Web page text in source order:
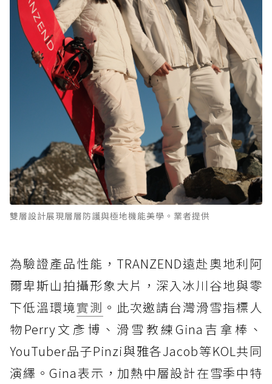
雙層設計展現層層防護與極地機能美學。業者提供
為驗證產品性能，TRANZEND遠赴奧地利阿
爾卑斯山拍攝形象大片，深入冰川谷地與零
下低溫環境實測 。此次邀請台灣滑雪指標人
物Perry文彥博、滑雪教練Gina吉拿棒、
YouTuber品子Pinzi與雅各Jacob等KOL共同
演繹。Gina表示，加熱中層設計在雪季中特